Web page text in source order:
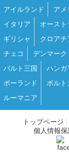
アイルランド
アメ
イタリア
オースト
ギリシャ
クロアチ
チェコ
デンマーク
バルト三国
ハンガ
ポーランド
ポルト
ルーマニア
トップページ
個人情報保